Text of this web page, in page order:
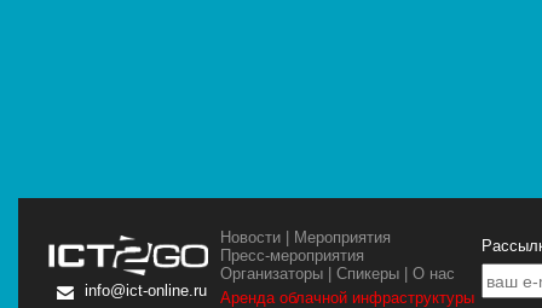
info@ict-online.ru
Новости
Мероприятия
Пресс-мероприятия
Организаторы |Спикеры |О нас
Аренда облачной инфраструктуры